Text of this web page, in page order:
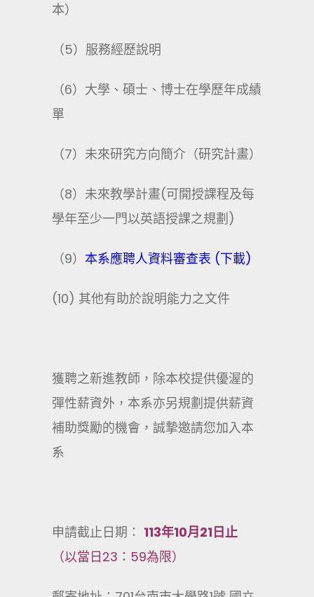
本）
（5）服務經歷說明
（6）大學、碩士、博士在學歷年成績
單
（7）未來研究方向簡介（研究計畫）
（8）未來教學計畫(可開授課程及每
學年至少一門以英語授課之規劃)
（9） 本系應聘人資料審查表 (下載)
(10) 其他有助於說明能力之文件
獲聘之新進教師，除本校提供優渥的
彈性薪資外，本系亦另規劃提供薪資
補助獎勵的機會，誠摯邀請您加入本
系
申請截止日期： 113年10月21日止
（以當日23：59為限）